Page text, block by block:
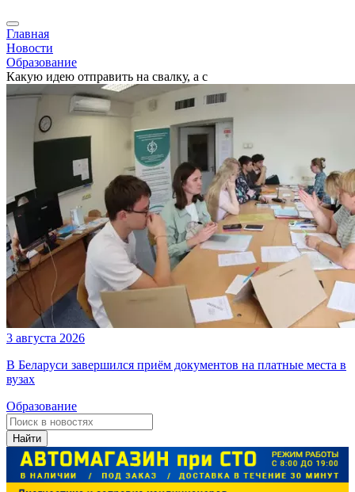
Главная
Новости
Образование
Какую идею отправить на свалку, а с
3 августа 2026
В Беларуси завершился приём документов на платные места в
вузах
Образование
Найти